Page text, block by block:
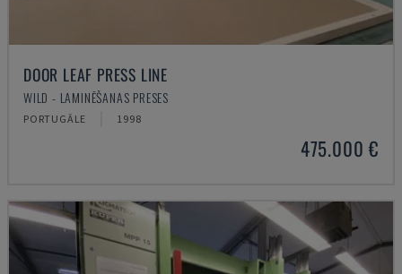
DOOR LEAF PRESS LINE
WILD - LAMINĒŠANAS PRESES
PORTUGĀLE 1998
475.000 €